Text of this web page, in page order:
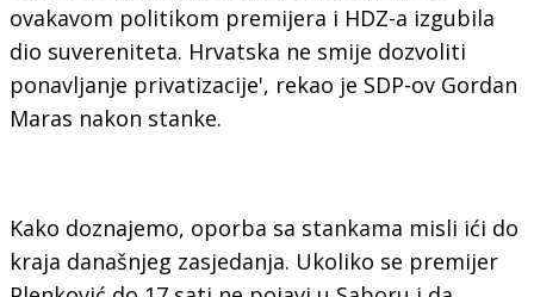
ovakavom politikom premijera i HDZ-a izgubila
dio suvereniteta. Hrvatska ne smije dozvoliti
ponavljanje privatizacije', rekao je SDP-ov Gordan
Maras nakon stanke.
Kako doznajemo, oporba sa stankama misli ići do
kraja današnjeg zasjedanja. Ukoliko se premijer